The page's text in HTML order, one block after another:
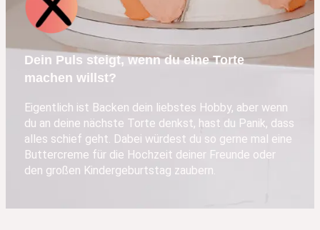
Dein Puls steigt, wenn du eine Torte
machen willst?
Eigentlich ist Backen dein liebstes Hobby, aber wenn
du an deine nächste Torte denkst, hast du Panik, dass
alles schief geht. Dabei würdest du so gerne mal eine
Buttercreme für die Hochzeit deiner Freunde oder
den großen Kindergeburtstag zaubern.